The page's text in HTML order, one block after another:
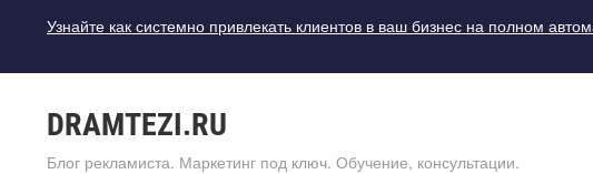
Узнайте как системно привлекать клиентов в ваш бизнес на полном
DRAMTEZI.RU
Блог рекламиста. Маркетинг под ключ. Обучение, консультации.